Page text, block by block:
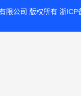
限公司 版权所有 浙ICP